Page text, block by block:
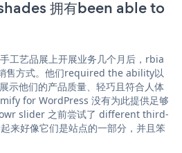
拥有been able to
工艺品展上开展业务几个月后，rbia
售方式。他们required the ability以
示他们的产品质量、轻巧且符合人体
for WordPress 没有为此提供足够
slider 之前尝试了 different third-
来好像它们是站点的一部分，并且笨